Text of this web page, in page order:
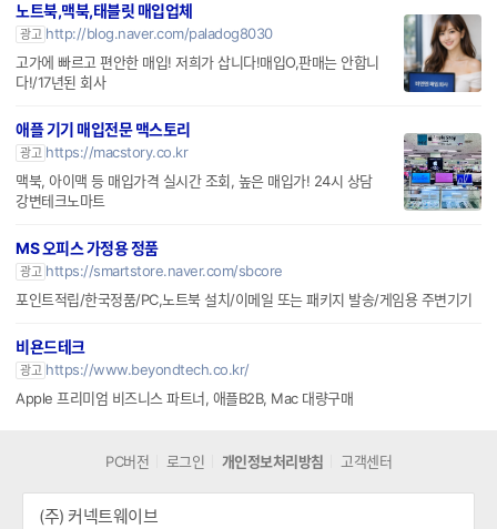
노트북,맥북,태블릿 매입업체
광고 http://blog.naver.com/paladog8030
고가에 빠르고 편안한 매입! 저희가 삽니다!매입O,판매는 안합니
다!/17년된 회사
애플 기기 매입전문 맥스토리
광고 https://macstory.co.kr
맥북, 아이맥 등 매입가격 실시간 조회, 높은 매입가! 24시 상담
강변테크노마트
MS 오피스 가정용 정품
광고 https://smartstore.naver.com/sbcore
포인트적립/한국정품/PC,노트북 설치/이메일 또는 패키지 발송/게임용 주변기기
비욘드테크
광고 https://www.beyondtech.co.kr/
Apple 프리미엄 비즈니스 파트너, 애플B2B, Mac 대량구매
PC버전 로그인 개인정보처리방침 고객센터
(주) 커넥트웨이브